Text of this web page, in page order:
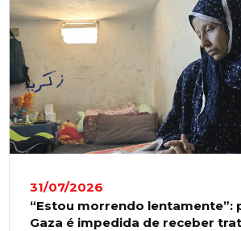
31/07/2026
“Estou morrendo lentamente”:
Gaza é impedida de receber